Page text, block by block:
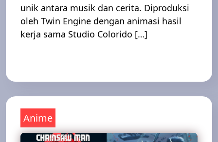
unik antara musik dan cerita. Diproduksi
oleh Twin Engine dengan animasi hasil
kerja sama Studio Colorido […]
Anime